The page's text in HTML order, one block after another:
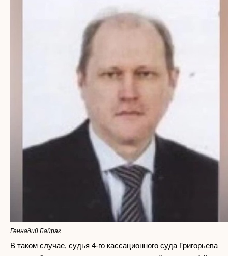
Геннадий Байрак
В таком случае, судья 4-го кассационного суда Григорьева